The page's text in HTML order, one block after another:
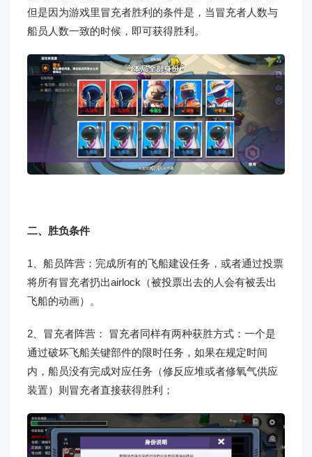
但是因为游戏里冒充者胜利的条件是，当冒充者人数与
船员人数一致的时候，即可获得胜利。
二、胜负条件
1、船员阵营：完成所有的飞船建设任务，或者通过投票
将所有冒充者扔出airlock（被投票出去的人会有被丢出
飞船的动画）。
2、冒充者阵营： 冒充者同样有两种获胜方式：一个是
通过破坏飞船关键部件的限时任务，如果在规定时间
内，船员没有完成对应任务（修反应堆或者修氧气供应
装置）则冒充者直接获得胜利；